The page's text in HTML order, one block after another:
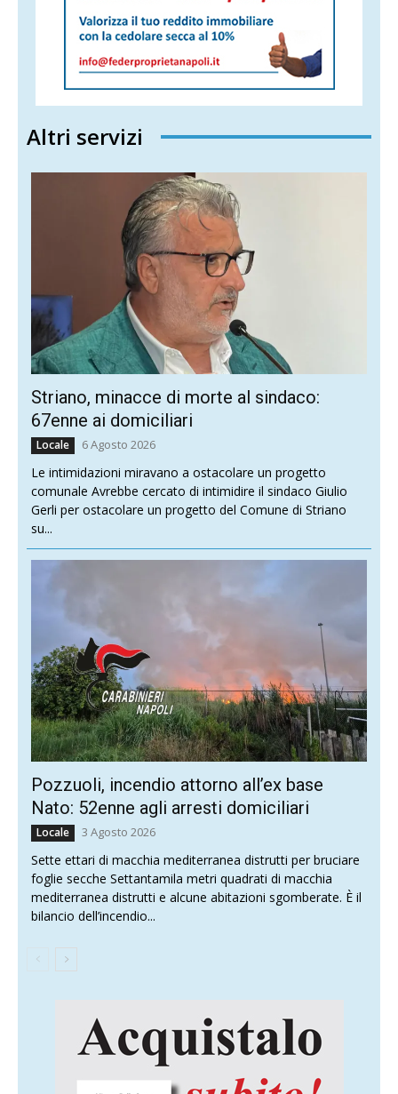
Altri servizi
Striano, minacce di morte al sindaco:
67enne ai domiciliari
Locale 6 Agosto 2026
Le intimidazioni miravano a ostacolare un progetto
comunale Avrebbe cercato di intimidire il sindaco Giulio
Gerli per ostacolare un progetto del Comune di Striano
su...
Pozzuoli, incendio attorno all’ex base
Nato: 52enne agli arresti domiciliari
Locale 3 Agosto 2026
Sette ettari di macchia mediterranea distrutti per bruciare
foglie secche Settantamila metri quadrati di macchia
mediterranea distrutti e alcune abitazioni sgomberate. È il
bilancio dell’incendio...